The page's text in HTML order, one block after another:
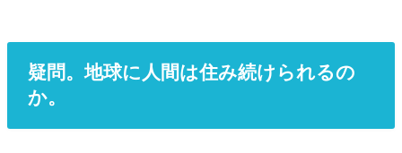
疑問。地球に人間は住み続けられるの
か。